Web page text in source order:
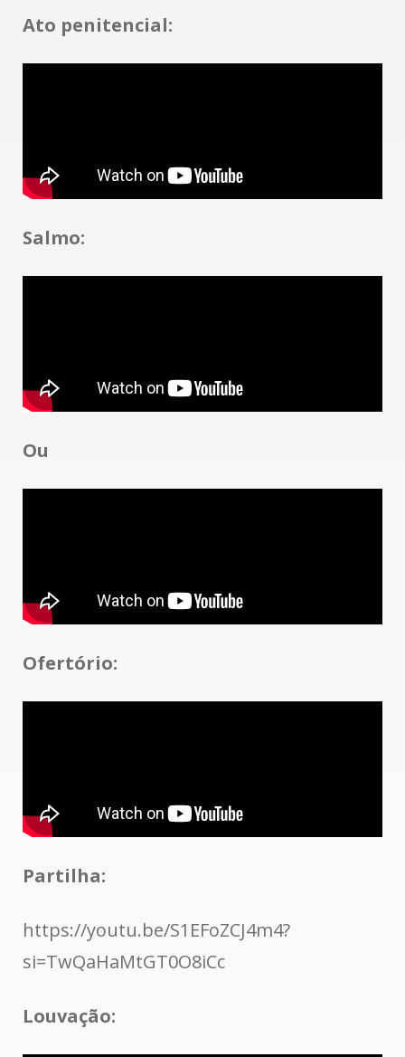
Ato penitencial:
Salmo:
Ou
Ofertório:
Partilha:
https://youtu.be/S1EFoZCJ4m4?
si=TwQaHaMtGT0O8iCc
Louvação: